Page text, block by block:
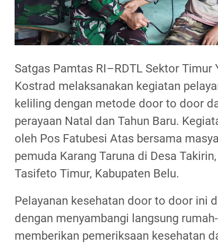
Satgas Pamtas RI–RDTL Sektor Timur
Kostrad melaksanakan kegiatan
keliling dengan metode door to door
perayaan Natal dan Tahun Baru.
oleh Pos Fatubesi Atas bersama
pemuda Karang Taruna di Desa
Tasifeto Timur, Kabupaten Belu.
Pelayanan kesehatan door to door ini
dengan menyambangi langsung
memberikan pemeriksaan kesehatan